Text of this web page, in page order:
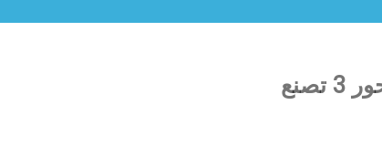
شارك العميل السري لانكا مقاطع فيديو لآلة حفر وتقطيع ثنائية المحور 3 تصنع